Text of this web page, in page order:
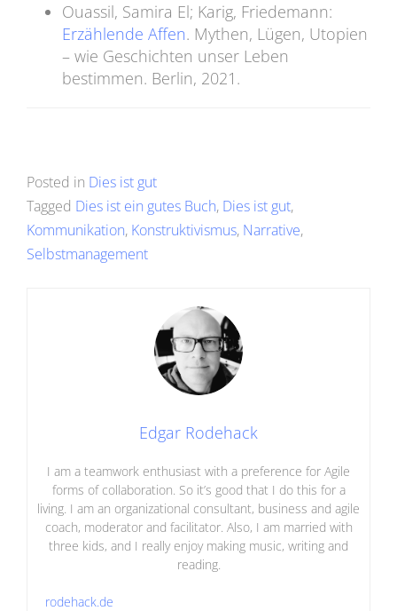
Ouassil, Samira El; Karig, Friedemann:
Erzählende Affen. Mythen, Lügen, Utopien
– wie Geschichten unser Leben
bestimmen. Berlin, 2021.
Posted in Dies ist gut
Tagged Dies ist ein gutes Buch, Dies ist gut,
Kommunikation, Konstruktivismus, Narrative,
Selbstmanagement
Edgar Rodehack
I am a teamwork enthusiast with a preference for Agile
forms of collaboration. So it’s good that I do this for a
living. I am an organizational consultant, business and agile
coach, moderator and facilitator. Also, I am married with
three kids, and I really enjoy making music, writing and
reading.
rodehack.de